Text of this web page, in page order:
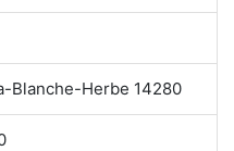
Blanche-Herbe 14280